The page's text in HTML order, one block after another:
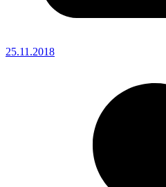
25.11.2018